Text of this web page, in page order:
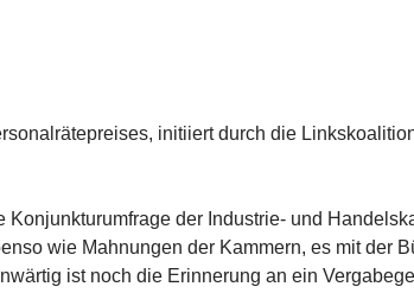
initiiert durch die
Konjunkturumfrage der Industrie- und
wie Mahnungen der Kammern, es mit der
ist noch die Erinnerung an ein